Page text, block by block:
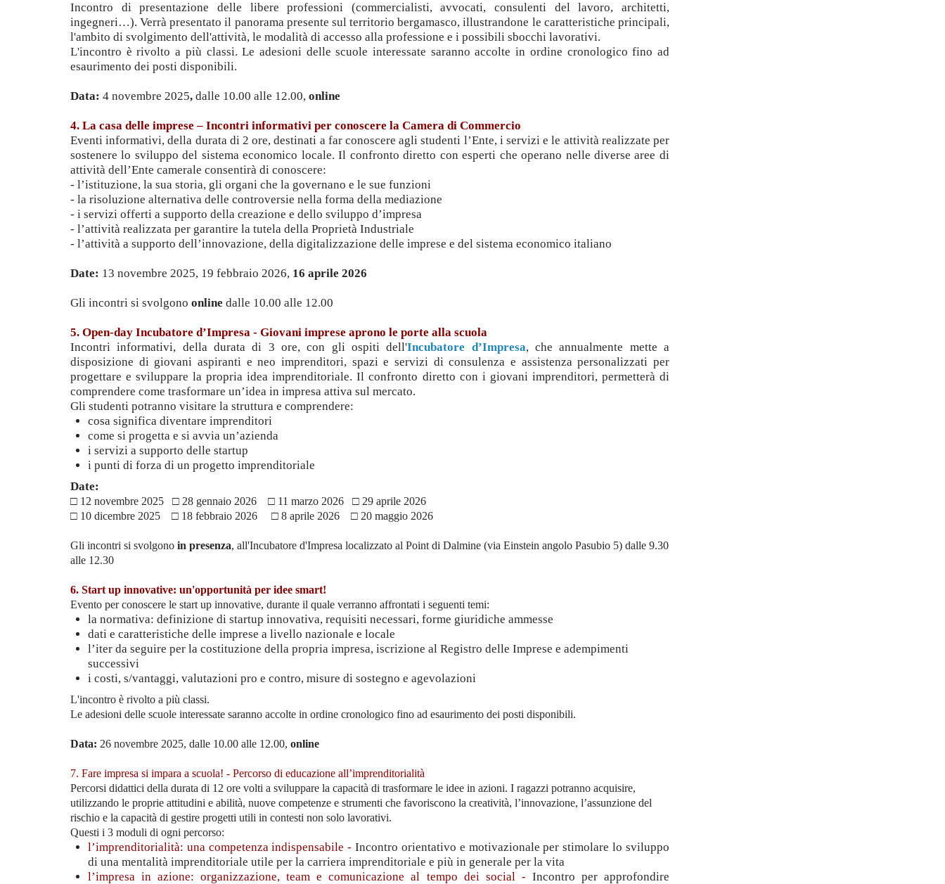
Incontro di presentazione delle libere professioni (commercialisti, avvocati, consulenti del lavoro, architetti,
ingegneri…). Verrà presentato il panorama presente sul territorio bergamasco, illustrandone le caratteristiche principali,
l'ambito di svolgimento dell'attività, le modalità di accesso alla professione e i possibili sbocchi lavorativi.
L'incontro è rivolto a più classi. Le adesioni delle scuole interessate saranno accolte in ordine cronologico fino ad
esaurimento dei posti disponibili.
Data: 4 novembre 2025, dalle 10.00 alle 12.00, online
4. La casa delle imprese – Incontri informativi per conoscere la Camera di Commercio
Eventi informativi, della durata di 2 ore, destinati a far conoscere agli studenti l’Ente, i servizi e le attività realizzate per
sostenere lo sviluppo del sistema economico locale. Il confronto diretto con esperti che operano nelle diverse aree di
attività dell’Ente camerale consentirà di conoscere:
- l’istituzione, la sua storia, gli organi che la governano e le sue funzioni
- la risoluzione alternativa delle controversie nella forma della mediazione
- i servizi offerti a supporto della creazione e dello sviluppo d’impresa
- l’attività realizzata per garantire la tutela della Proprietà Industriale
- l’attività a supporto dell’innovazione, della digitalizzazione delle imprese e del sistema economico italiano
Date: 13 novembre 2025, 19 febbraio 2026, 16 aprile 2026
Gli incontri si svolgono online dalle 10.00 alle 12.00
5. Open-day Incubatore d’Impresa - Giovani imprese aprono le porte alla scuola
Incontri informativi, della durata di 3 ore, con gli ospiti dell'Incubatore d’Impresa, che annualmente mette a
disposizione di giovani aspiranti e neo imprenditori, spazi e servizi di consulenza e assistenza personalizzati per
progettare e sviluppare la propria idea imprenditoriale. Il confronto diretto con i giovani imprenditori, permetterà di
comprendere come trasformare un’idea in impresa attiva sul mercato.
Gli studenti potranno visitare la struttura e comprendere:
cosa significa diventare imprenditori
come si progetta e si avvia un’azienda
i servizi a supporto delle startup
i punti di forza di un progetto imprenditoriale
Date:
□ 12 novembre 2025 □ 28 gennaio 2026 □ 11 marzo 2026 □ 29 aprile 2026
□ 10 dicembre 2025 □ 18 febbraio 2026 □ 8 aprile 2026 □ 20 maggio 2026
Gli incontri si svolgono in presenza, all'Incubatore d'Impresa localizzato al Point di Dalmine (via Einstein angolo Pasubio 5) dalle 9.30
alle 12.30
6. Start up innovative: un'opportunità per idee smart!
Evento per conoscere le start up innovative, durante il quale verranno affrontati i seguenti temi:
la normativa: definizione di startup innovativa, requisiti necessari, forme giuridiche ammesse
dati e caratteristiche delle imprese a livello nazionale e locale
l’iter da seguire per la costituzione della propria impresa, iscrizione al Registro delle Imprese e adempimenti
successivi
i costi, s/vantaggi, valutazioni pro e contro, misure di sostegno e agevolazioni
L'incontro è rivolto a più classi.
Le adesioni delle scuole interessate saranno accolte in ordine cronologico fino ad esaurimento dei posti disponibili.
Data: 26 novembre 2025, dalle 10.00 alle 12.00, online
7. Fare impresa si impara a scuola! - Percorso di educazione all’imprenditorialità
Percorsi didattici della durata di 12 ore volti a sviluppare la capacità di trasformare le idee in azioni. I ragazzi potranno acquisire,
utilizzando le proprie attitudini e abilità, nuove competenze e strumenti che favoriscono la creatività, l’innovazione, l’assunzione del
rischio e la capacità di gestire progetti utili in contesti non solo lavorativi.
Questi i 3 moduli di ogni percorso:
l’imprenditorialità: una competenza indispensabile -Incontro orientativo e motivazionale per stimolare lo sviluppo
di una mentalità imprenditoriale utile per la carriera imprenditoriale e più in generale per la vita
l’impresa in azione: organizzazione, team e comunicazione al tempo dei social - Incontro per approfondire